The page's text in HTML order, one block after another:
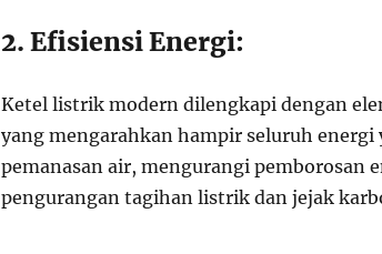
2. Efisiensi Energi:
Ketel listrik modern dilengkapi dengan
yang mengarahkan hampir seluruh energi
pemanasan air, mengurangi pemborosan
pengurangan tagihan listrik dan jejak